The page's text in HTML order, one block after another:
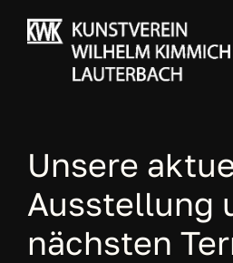
Der Maler
Die Galerie
Unsere
Ausstellung
nächsten